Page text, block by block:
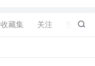
收藏集 关注 37